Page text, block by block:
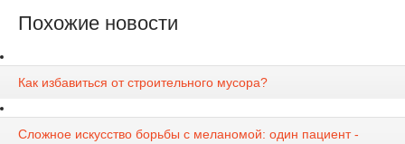
Похожие новости
Как избавиться от строительного мусора?
Сложное искусство борьбы с меланомой: один пациент -